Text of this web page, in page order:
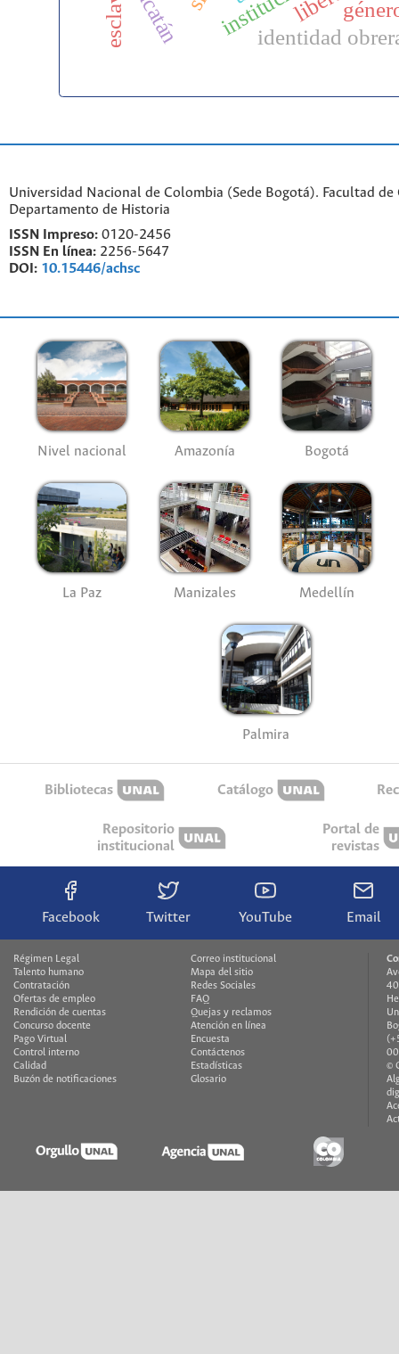
identidad
Universidad Nacional de Colombia (Sede Bogotá). Facultad de
Departamento de Historia
ISSN Impreso: 0120-2456
ISSN En línea: 2256-5647
DOI: 10.15446/achsc
Nivel nacional Amazonía Bogotá
La Paz Manizales Medellín
Palmira
Bibliotecas Catálogo
Repositorio
institucional
Portal de
revistas
Facebook Twitter YouTube Email
Régimen Legal
Talento humano
Contratación
Ofertas de empleo
Rendición de cuentas
Concurso docente
Pago Virtual
Control interno
Calidad
Buzón de notificaciones
Correo institucional
Mapa del sitio
Redes Sociales
FAQ
Quejas y reclamos
Atención en línea
Encuesta
Contáctenos
Estadísticas
Glosario
©